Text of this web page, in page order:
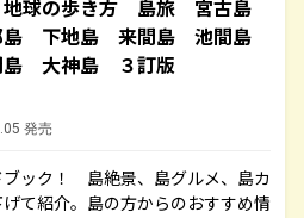
球の歩き方 島旅 宮古島
島 下地島 来間島 池間島
島 大神島 ３訂版
発売
ック！ 島絶景、島グルメ、島カ
て紹介。島の方からのおすすめ情